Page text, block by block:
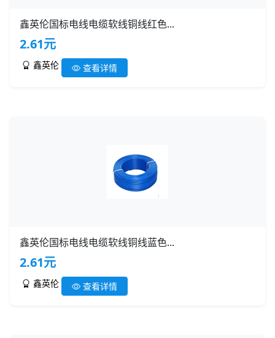
鑫英伦国标电线电缆软线铜线红色...
2.61元
鑫英伦 查看详情
鑫英伦国标电线电缆软线铜线蓝色...
2.61元
鑫英伦 查看详情